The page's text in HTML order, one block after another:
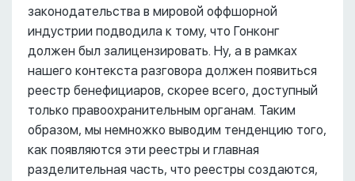
законодательства в мировой оффшорной
индустрии подводила к тому, что Гонконг
должен был залицензировать. Ну, а в рамках
нашего контекста разговора должен появиться
реестр бенефициаров, скорее всего, доступный
только правоохранительным органам. Таким
образом, мы немножко выводим тенденцию того,
как появляются эти реестры и главная
разделительная часть, что реестры создаются,